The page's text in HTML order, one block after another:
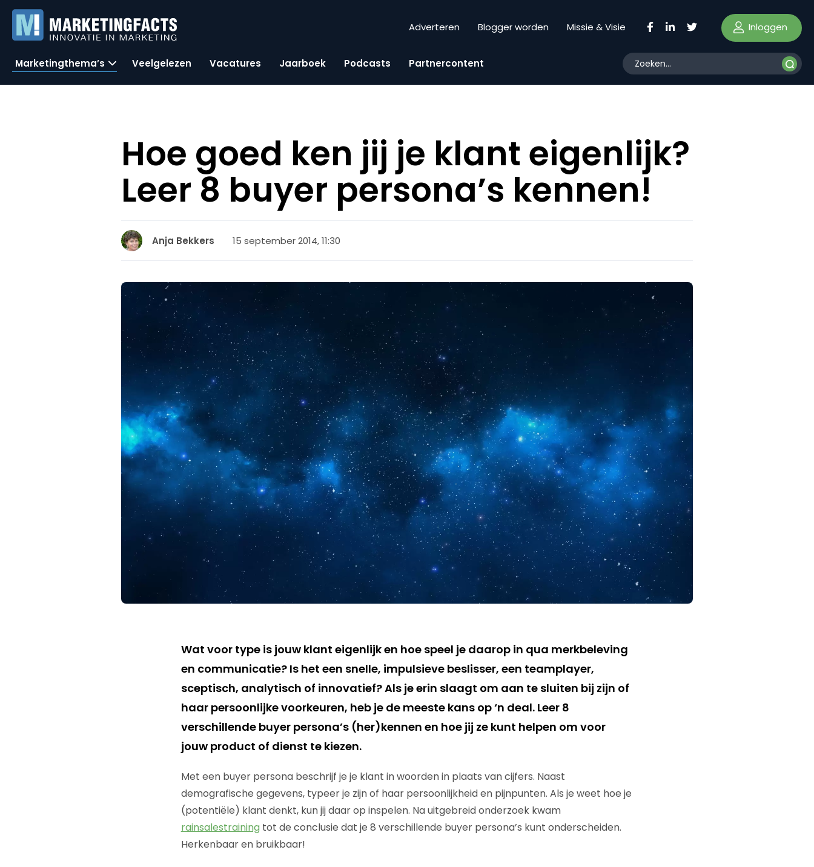
Adverteren Blogger worden Missie & Visie Inloggen
Marketingthema’s Veelgelezen Vacatures Jaarboek Podcasts Partnercontent
Hoe goed ken jij je klant eigenlijk?
Leer 8 buyer persona’s kennen!
Anja Bekkers 15 september 2014, 11:30
Wat voor type is jouw klant eigenlijk en hoe speel je daarop in qua merkbeleving
en communicatie? Is het een snelle, impulsieve beslisser, een teamplayer,
sceptisch, analytisch of innovatief? Als je erin slaagt om aan te sluiten bij zijn of
haar persoonlijke voorkeuren, heb je de meeste kans op ‘n deal. Leer 8
verschillende buyer persona’s (her)kennen en hoe jij ze kunt helpen om voor
jouw product of dienst te kiezen.
Met een buyer persona beschrijf je je klant in woorden in plaats van cijfers. Naast
demografische gegevens, typeer je zijn of haar persoonlijkheid en pijnpunten. Als je weet hoe je
(potentiële) klant denkt, kun jij daar op inspelen. Na uitgebreid onderzoek kwam
rainsalestraining tot de conclusie dat je 8 verschillende buyer persona’s kunt onderscheiden.
Herkenbaar en bruikbaar!